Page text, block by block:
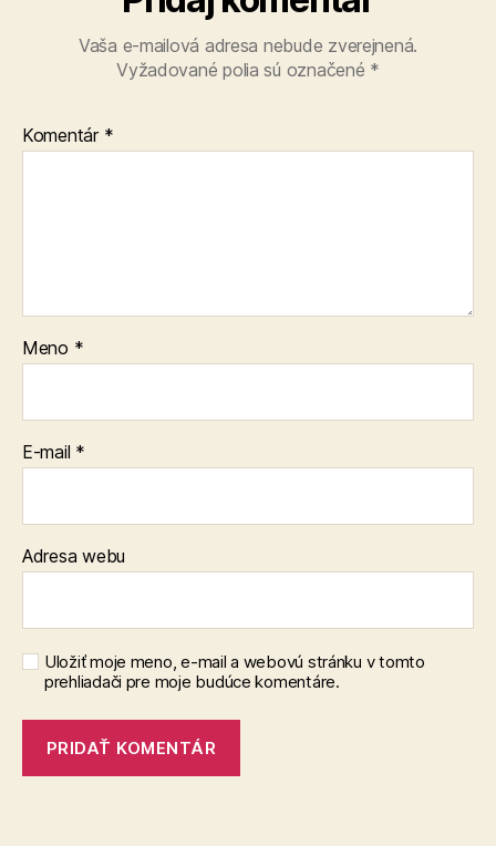
Vaša e-mailová adresa nebude zverejnená.
Vyžadované polia sú označené *
Komentár *
Meno *
E-mail *
Adresa webu
Uložiť moje meno, e-mail a webovú stránku v tomto
prehliadači pre moje budúce komentáre.